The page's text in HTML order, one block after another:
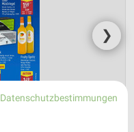
❯
Datenschutzbestimmungen